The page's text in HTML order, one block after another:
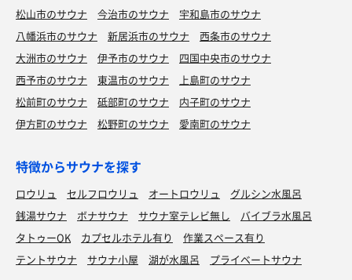
松山市のサウナ 今治市のサウナ
宇和島市のサウナ
八幡浜市のサウナ
新居浜市のサウナ
西条市のサウナ
大洲市のサウナ
伊予市のサウナ
四国中央市のサウナ
西予市のサウナ
東温市のサウナ
上島町のサウナ
松前町のサウナ
砥部町のサウナ
内子町のサウナ
伊方町のサウナ
松野町のサウナ 愛南町のサウナ
特徴からサウナを探す
ロウリュ セルフロウリュ オートロウリュ
グルシン水風呂
銭湯サウナ
ボナサウナ サウナ室テレビ無し
バイブラ水風呂
タトゥーOK
カプセルホテル有り
作業スペース有り
テントサウナ
サウナ小屋 湖が水風呂 プライベートサウナ